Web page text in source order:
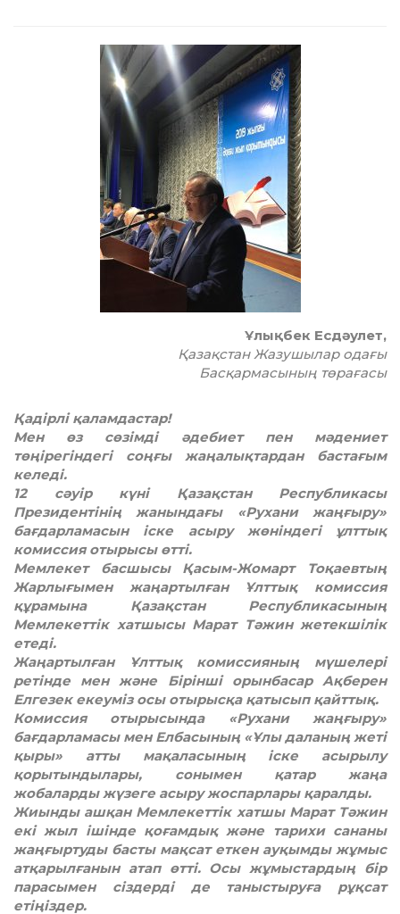
Ұлықбек Есдәулет,
Қазақстан Жазушылар одағы
Басқармасының төрағасы
Қадірлі қаламдастар!
Мен өз сөзімді әдебиет пен мәдениет
төңірегіндегі соңғы жаңалықтардан бастағым
келеді.
12 сәуір күні Қазақстан Республикасы
Президентінің жанындағы «Рухани жаңғыру»
бағдарламасын іске асыру жөніндегі ұлттық
комиссия отырысы өтті.
Мемлекет басшысы Қасым-Жомарт Тоқаевтың
Жарлығымен жаңартылған Ұлттық комиссия
құрамына Қазақстан Республикасының
Мемлекеттік хатшысы Марат Тәжин жетекшілік
етеді.
Жаңартылған Ұлттық комиссияның мүшелері
ретінде мен және Бірінші орынбасар Ақберен
Елгезек екеуміз осы отырысқа қатысып қайттық.
Комиссия отырысында «Рухани жаңғыру»
бағдарламасы мен Елбасының «Ұлы даланың жеті
қыры» атты мақаласының іске асырылу
қорытындылары, сонымен қатар жаңа
жобаларды жүзеге асыру жоспарлары қаралды.
Жиынды ашқан Мемлекеттік хатшы Марат Тәжин
екі жыл ішінде қоғамдық және тарихи сананы
жаңғыртуды басты мақсат еткен ауқымды жұмыс
атқарылғанын атап өтті. Осы жұмыстардың бір
парасымен сіздерді де таныстыруға рұқсат
етіңіздер.